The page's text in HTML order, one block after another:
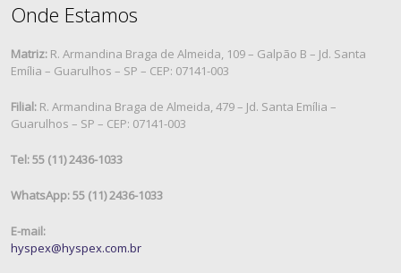
Onde Estamos
Matriz: R. Armandina Braga de Almeida, 109 – Galpão B – Jd. Santa
Emília – Guarulhos – SP – CEP: 07141-003
Filial: R. Armandina Braga de Almeida, 479 – Jd. Santa Emília –
Guarulhos – SP – CEP: 07141-003
Tel: 55 (11) 2436-1033
WhatsApp: 55 (11) 2436-1033
E-mail:
hyspex@hyspex.com.br